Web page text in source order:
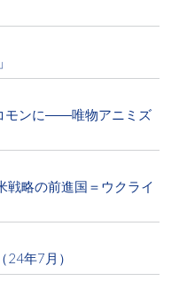
モンに――唯物アニミズ
略の前進国＝ウクライ
年7月）